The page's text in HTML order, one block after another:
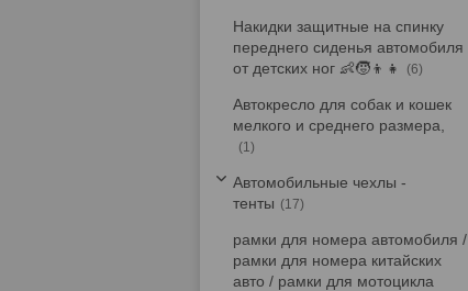
Накидки защитные на спинку
переднего сиденья автомобиля
от детских ног 👶🧒👦👧
6
Автокресло для собак и кошек
мелкого и среднего размера,
1
Автомобильные чехлы -
тенты
17
рамки для номера автомобиля /
рамки для номера китайских
авто / рамки для мотоцикла